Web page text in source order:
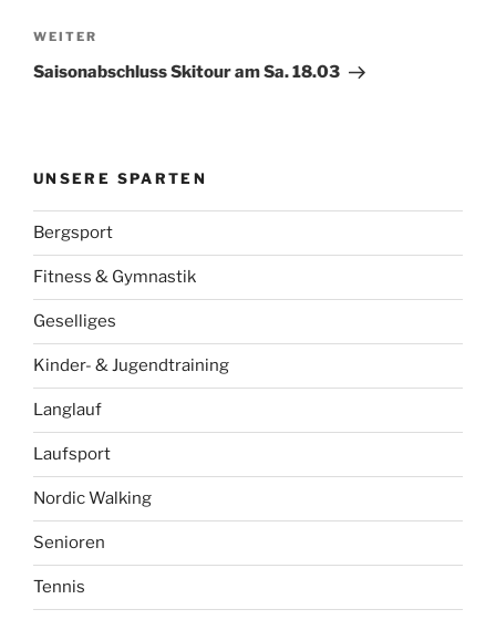
Nächster
Beitrag
WEITER
Saisonabschluss Skitour am Sa. 18.03
UNSERE SPARTEN
Bergsport
Fitness & Gymnastik
Geselliges
Kinder- & Jugendtraining
Langlauf
Laufsport
Nordic Walking
Senioren
Tennis